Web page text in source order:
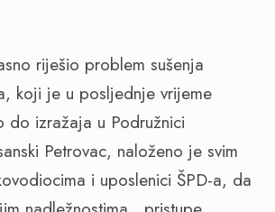
riješio problem sušenja
koji je u posljednje vrijeme
do izražaja u Podružnici
Petrovac, naloženo je svim
i uposlenici ŠPD-a, da